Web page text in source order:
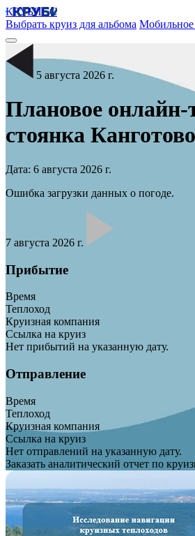
КРУБИСС
Выбрать круиз для альбома
5 августа 2026 г.
Плановое онлайн-
стоянка Канготово
Дата: 6 августа 2026 г.
Ошибка загрузки данных о погоде.
7 августа 2026 г.
Прибытие
Время
Теплоход
Круизная компания
Ссылка на круиз
Нет прибытий на указанную дату.
Отправление
Время
Теплоход
Круизная компания
Ссылка на круиз
Нет отправлений на указанную дату.
Заказать аналитический отчет по